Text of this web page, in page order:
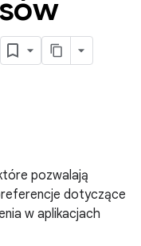
pozwalają
dotyczące
w aplikacjach